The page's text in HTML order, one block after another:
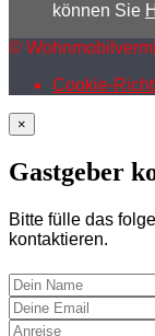
können Sie
©
Cookie-
×
Gastgeber
Bitte fülle das
kontaktieren.